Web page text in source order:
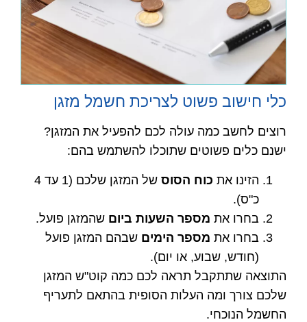
כלי חישוב פשוט לצריכת חשמל מזגן
רוצים לחשב כמה עולה לכם להפעיל את המזגן?
ישנם כלים פשוטים שתוכלו להשתמש בהם:
הזינו את כוח הסוס
של המזגן שלכם (1 עד 4
כ"ס).
בחרו את מספר השעות ביום שהמזגן פועל.
בחרו את מספר הימים שבהם המזגן פועל
(חודש, שבוע, או יום).
התוצאה שתתקבל תראה לכם כמה קוט"ש המזגן
שלכם צורך ומה העלות הסופית בהתאם לתעריף
החשמל הנוכחי.